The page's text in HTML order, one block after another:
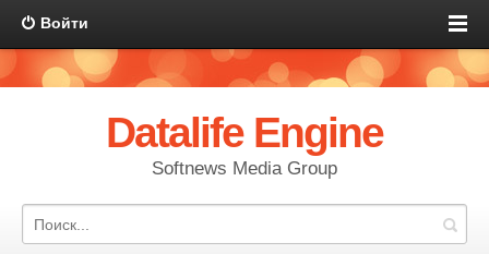
Войти
Datalife Engine
Softnews Media Group